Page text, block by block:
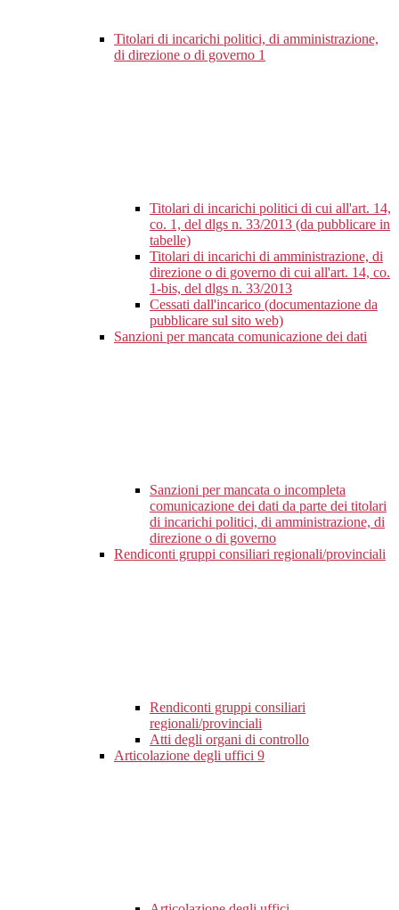
Titolari di incarichi politici, di amministrazione,
di direzione o di governo 1
Titolari di incarichi politici di cui all'art. 14,
co. 1, del dlgs n. 33/2013 (da pubblicare in
tabelle)
Titolari di incarichi di amministrazione, di
direzione o di governo di cui all'art. 14, co.
1-bis, del dlgs n. 33/2013
Cessati dall'incarico (documentazione da
pubblicare sul sito web)
Sanzioni per mancata comunicazione dei dati
Sanzioni per mancata o incompleta
comunicazione dei dati da parte dei titolari
di incarichi politici, di amministrazione, di
direzione o di governo
Rendiconti gruppi consiliari regionali/provinciali
Rendiconti gruppi consiliari
regionali/provinciali
Atti degli organi di controllo
Articolazione degli uffici 9